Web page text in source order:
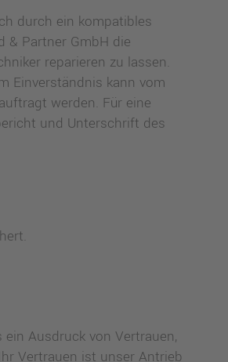
durch ein kompatibles
& Partner GmbH die
reparieren zu lassen.
Einverständnis kann vom
werden. Für eine
und Unterschrift des
Ausdruck von Vertrauen,
Vertrauen ist unser Antrieb